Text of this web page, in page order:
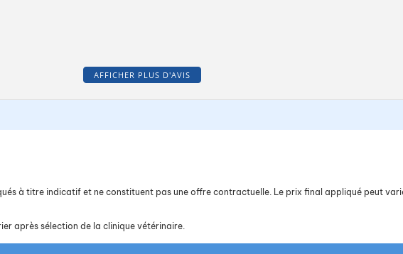
AFFICHER PLUS D'AVIS
à titre indicatif et ne constituent pas une offre contractuelle. Le prix final appliqué peut
après sélection de la clinique vétérinaire.